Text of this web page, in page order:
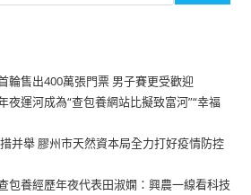
輪售出400萬張門票 男子賽更受歡迎
夜運河成為“查包養網站比擬致富河”“幸福
并舉 膠州市天然資本局全力打好疫情防控
包養經歷年夜代表田淑嫻：興農一線看科技